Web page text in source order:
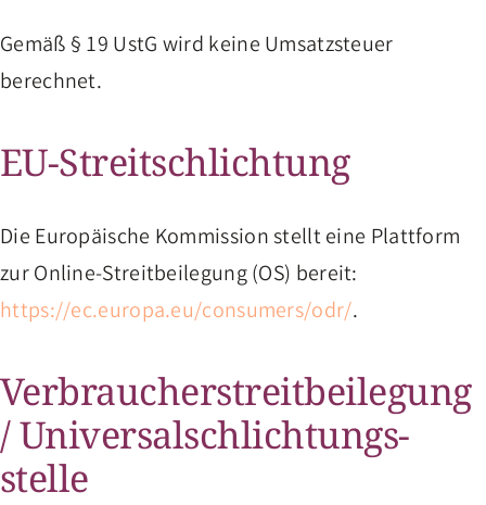
Gemäß § 19 UstG wird keine Umsatzsteuer
berechnet.
EU-Streitschlichtung
Die Europäische Kommission stellt eine Plattform
zur Online-Streitbeilegung (OS) bereit:
https://ec.europa.eu/consumers/odr/.
Verbraucher­streit­beilegung
/ Universal­schlichtungs­
stelle